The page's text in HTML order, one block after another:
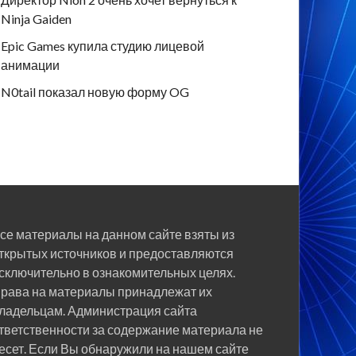
Ninja Gaiden
Epic Games купила студию лицевой
анимации
N0tail показал новую форму OG
материалы на данном сайте взяты из
источников и предоставляются
в ознакомительных целях.
на материалы принадлежат их
Администрация сайта
за содержание материала не
Если Вы обнаружили на нашем сайте